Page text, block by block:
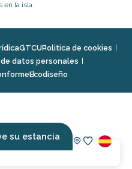
su estancia
en la isla.
GTCUPolitica de cookies
datos personales
Ecodiseño